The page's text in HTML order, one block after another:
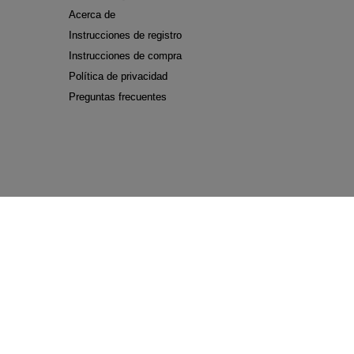
Acerca de
Instrucciones de registro
Instrucciones de compra
Política de privacidad
Preguntas frecuentes